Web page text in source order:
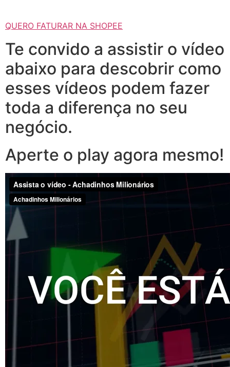
QUERO FATURAR NA SHOPEE
Te convido a assistir o vídeo
abaixo para descobrir como
esses vídeos podem fazer
toda a diferença no seu
negócio.
Aperte o play agora mesmo!